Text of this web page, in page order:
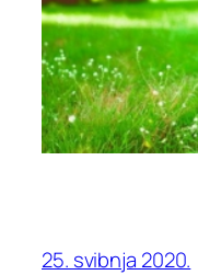
25. svibnja 2020.